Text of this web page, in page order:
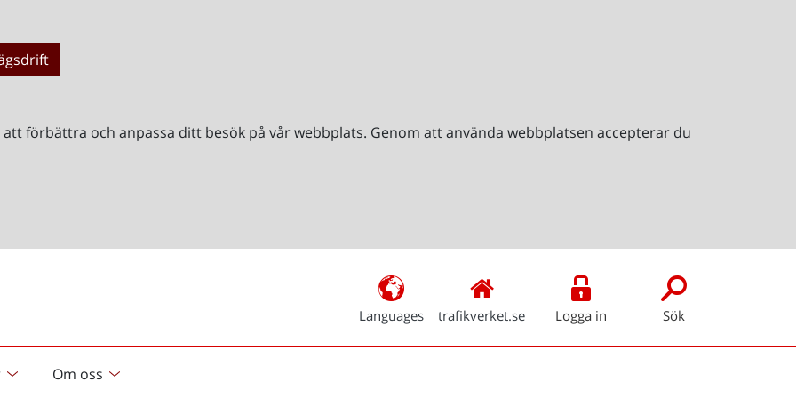
förbättra och anpassa ditt besök på vår webbplats. Genom att använda webbplatsen accepterar du
Languages trafikverket.se Logga in Sök
Om oss